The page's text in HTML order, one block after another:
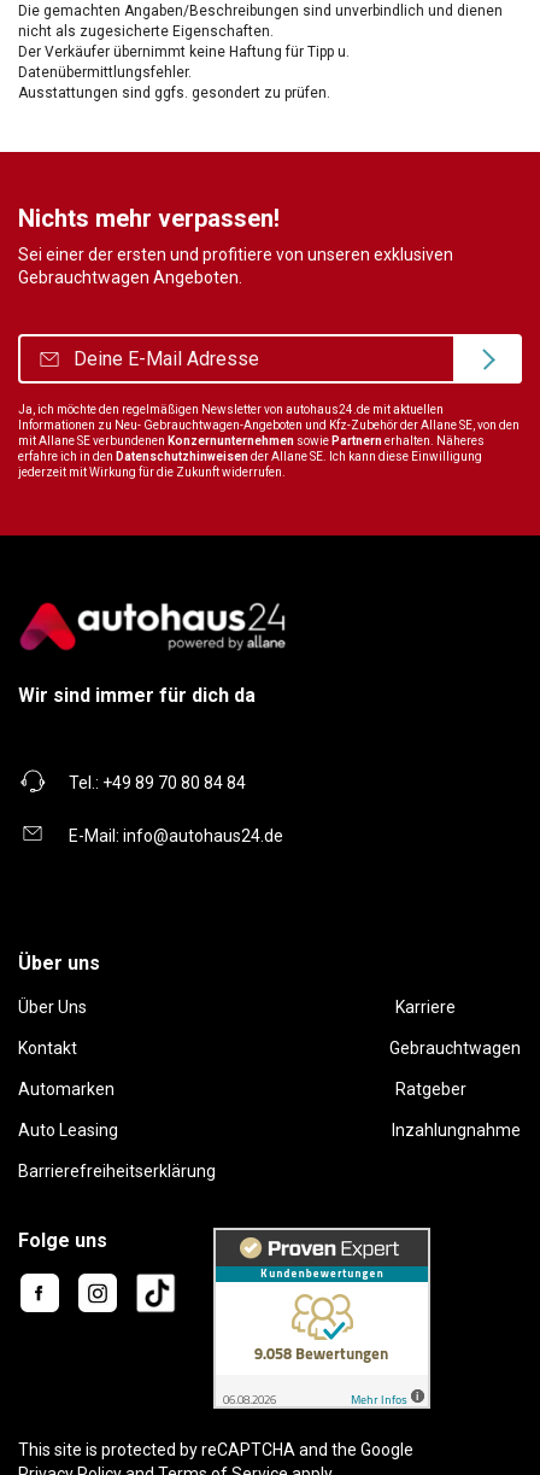
Die gemachten Angaben/Beschreibungen sind unverbindlich und dienen
nicht als zugesicherte Eigenschaften.
Der Verkäufer übernimmt keine Haftung für Tipp u.
Datenübermittlungsfehler.
Ausstattungen sind ggfs. gesondert zu prüfen.
Nichts mehr verpassen!
Sei einer der ersten und profitiere von unseren exklusiven
Gebrauchtwagen Angeboten.
Ja, ich möchte den regelmäßigen Newsletter von autohaus24.de mit aktuellen
Informationen zu Neu- Gebrauchtwagen-Angeboten und Kfz-Zubehör der Allane SE, von den
mit Allane SE verbundenen Konzernunternehmen sowie Partnernerhalten. Näheres
erfahre ich in den Datenschutzhinweisender Allane SE. Ich kann diese Einwilligung
jederzeit mit Wirkung für die Zukunft widerrufen.
Wir sind immer für dich da
Tel.: +49 89 70 80 84 84
E-Mail: info@autohaus24.de
Über uns
Über Uns Karriere
Kontakt Gebrauchtwagen
Automarken Ratgeber
Auto Leasing Inzahlungnahme
Barrierefreiheitserklärung
Folge uns
This site is protected by reCAPTCHA and the Google